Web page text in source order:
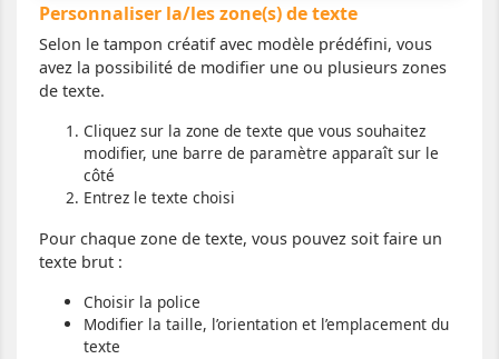
Personnaliser la/les zone(s) de texte
Selon le tampon créatif avec modèle prédéfini, vous
avez la possibilité de modifier une ou plusieurs zones
de texte.
Cliquez sur la zone de texte que vous souhaitez
modifier, une barre de paramètre apparaît sur le
côté
Entrez le texte choisi
Pour chaque zone de texte, vous pouvez soit faire un
texte brut :
Choisir la police
Modifier la taille, l’orientation et l’emplacement du
texte